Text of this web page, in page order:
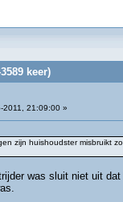
keer)
21:09:00 »
zijn huishoudster misbruikt
was sluit niet uit